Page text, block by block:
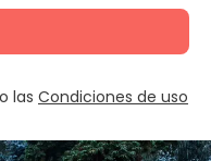
las Condiciones de uso